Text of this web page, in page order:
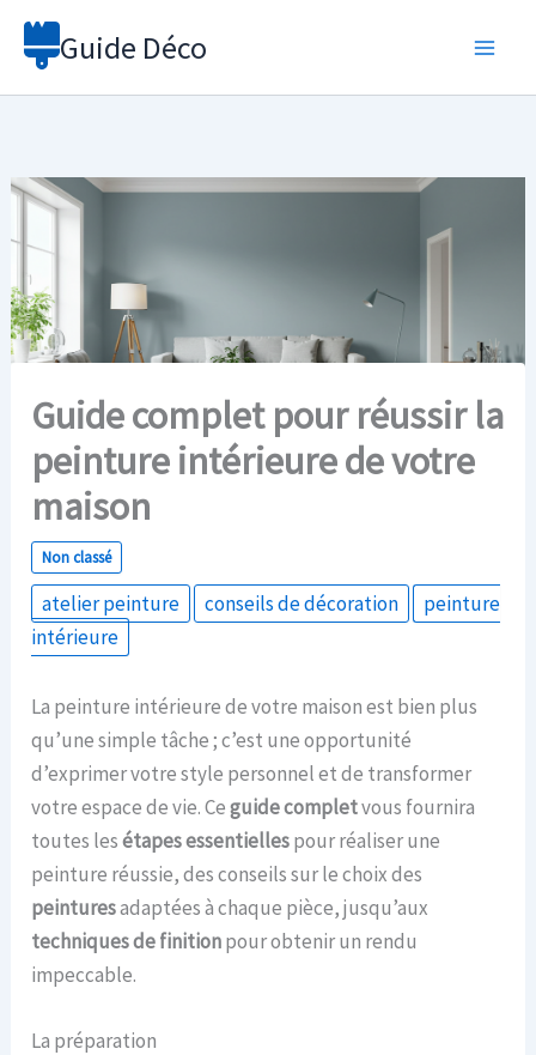
Aller
Guide Déco
Guide complet pour réussir la
peinture intérieure de votre
maison
Non classé
atelier peinture conseils de décoration
peinture
intérieure
La peinture intérieure de votre maison est bien plus
qu’une simple tâche ; c’est une opportunité
d’exprimer votre style personnel et de transformer
votre espace de vie. Ceguide completvous fournira
toutes lesétapes essentiellespour réaliser une
peinture réussie, des conseils sur le choix des
peinturesadaptées à chaque pièce, jusqu’aux
techniques de finitionpour obtenir un rendu
impeccable.
La préparation